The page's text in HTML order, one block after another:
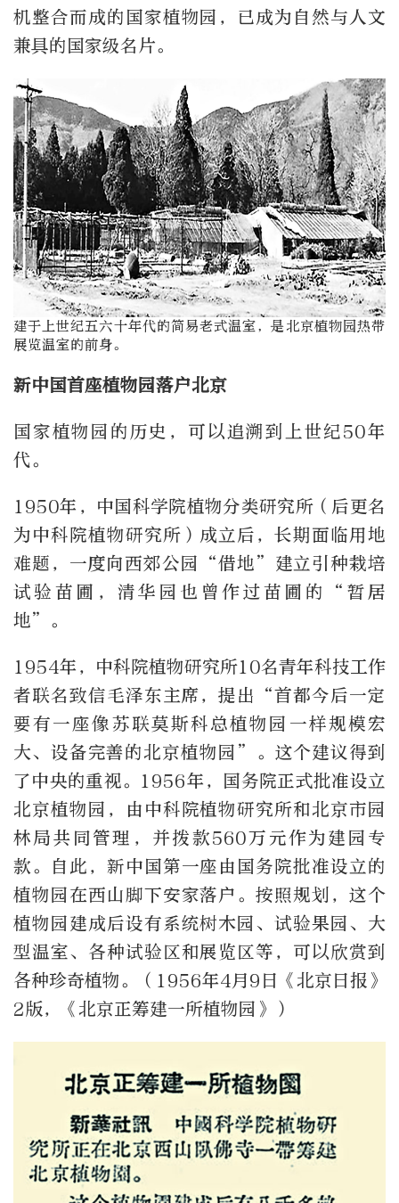
机整合而成的国家植物园，已成为自然与人文
兼具的国家级名片。
建于上世纪五六十年代的简易老式温室，是北京植物园热带
展览温室的前身。
新中国首座植物园落户北京
国家植物园的历史，可以追溯到上世纪50年
代。
1950年，中国科学院植物分类研究所（后更名
为中科院植物研究所）成立后，长期面临用地
难题，一度向西郊公园“借地”建立引种栽培
试验苗圃，清华园也曾作过苗圃的“暂居
地”。
1954年，中科院植物研究所10名青年科技工作
者联名致信毛泽东主席，提出“首都今后一定
要有一座像苏联莫斯科总植物园一样规模宏
大、设备完善的北京植物园”。这个建议得到
了中央的重视。1956年，国务院正式批准设立
北京植物园，由中科院植物研究所和北京市园
林局共同管理，并拨款560万元作为建园专
款。自此，新中国第一座由国务院批准设立的
植物园在西山脚下安家落户。按照规划，这个
植物园建成后设有系统树木园、试验果园、大
型温室、各种试验区和展览区等，可以欣赏到
各种珍奇植物。（1956年4月9日《北京日报》
2版，《北京正筹建一所植物园》）